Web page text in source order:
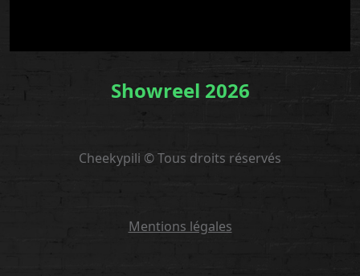
Showreel 2026
Cheekypili © Tous droits réservés
Mentions légales